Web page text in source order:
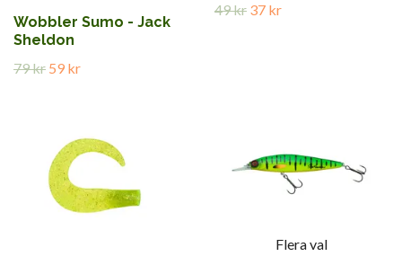
Wobbler Sumo - Jack
Sheldon
79 kr 59 kr
49 kr 37 kr
Flera val